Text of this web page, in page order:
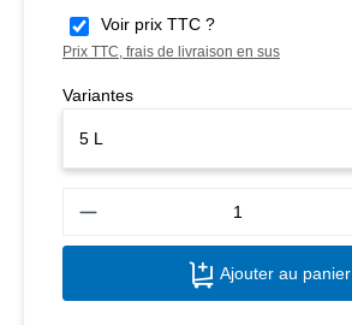
Voir prix TTC ?
Prix TTC, frais de livraison en sus
Variantes
Ajouter au panier